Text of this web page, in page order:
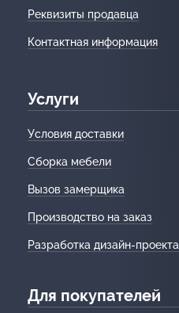
Реквизиты продавца
Контактная информация
Услуги
Условия доставки
Сборка мебели
Вызов замерщика
Производство на заказ
Разработка дизайн-проекта
Для покупателей